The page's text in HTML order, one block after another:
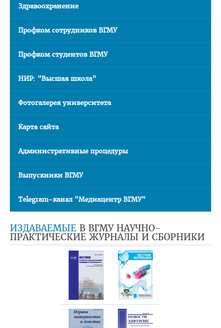
Здравоохранение
Профком сотрудников ВГМУ
Профком студентов ВГМУ
НИР: "Высшая школа"
Фотогалерея университета
Карта сайта
Административные процедуры
Выпускники ВГМУ
Telegram-канал "Медиацентр ВГМУ"
ИЗДАВАЕМЫЕ В ВГМУ НАУЧНО-
ПРАКТИЧЕСКИЕ ЖУРНАЛЫ И СБОРНИКИ